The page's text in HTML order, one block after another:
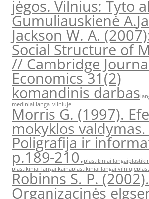
jėgos. Vilnius: Tyto
Gumuliauskienė A.
Jackson W. A.
Social Structure of
// Cambridge
Economics 31(2)
komandinis darbas
mediniai langai vilniuje
Morris G. (1997).
mokyklos
Poligrafija ir
p.189-210. plastikiniai langai
plastikiniai langai kainaplastikiniai langai vilniuje
Robinns S. P. (2002).
Organizacinės